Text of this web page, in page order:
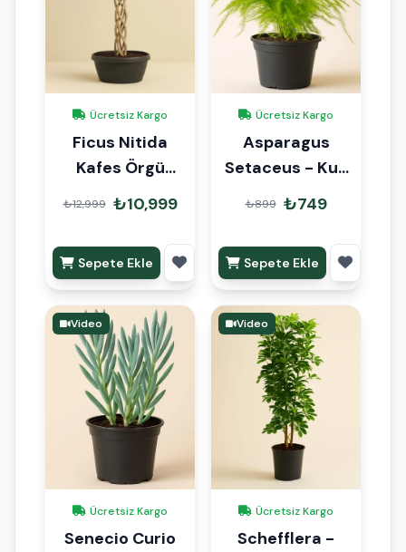
Ücretsiz Kargo
Ficus Nitida
Kafes Örgü
130cm
₺12,999 ₺10,999
Sepete Ekle
Ücretsiz Kargo
Asparagus
Setaceus - Kuş
Konmaz
₺899 ₺749
Sepete Ekle
Video
Ücretsiz Kargo
Senecio Curio
Video
Ücretsiz Kargo
Schefflera -